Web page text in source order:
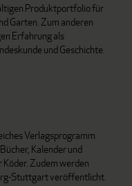
Produktportfolio für
Garten. Zum anderen
Erfahrung als
und Geschichte.
Verlagsprogramm
Kalender und
Zudem werden
Stuttgart veröffentlicht.